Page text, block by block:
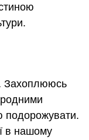
Захоплююсь
подорожувати.
в нашому